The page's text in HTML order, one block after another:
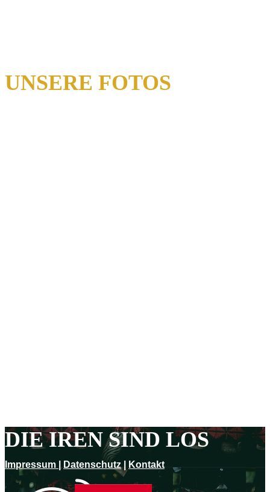
UNSERE FOTOS
DIE IREN SIND LOS
Impressum Datenschutz Kontakt